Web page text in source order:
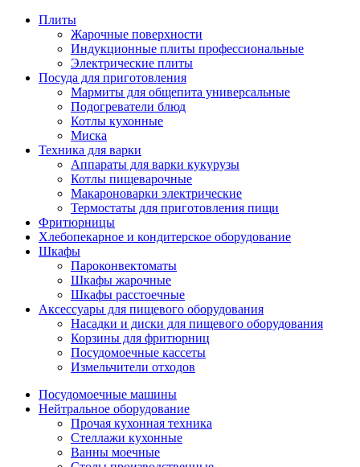
Плиты
Жарочные поверхности
Индукционные плиты профессиональные
Электрические плиты
Посуда для приготовления
Мармиты для общепита универсальные
Подогреватели блюд
Котлы кухонные
Миска
Техника для варки
Аппараты для варки кукурузы
Котлы пищеварочные
Макароноварки электрические
Термостаты для приготовления пищи
Фритюрницы
Хлебопекарное и кондитерское оборудование
Шкафы
Пароконвектоматы
Шкафы жарочные
Шкафы расстоечные
Аксессуары для пищевого оборудования
Насадки и диски для пищевого оборудования
Корзины для фритюрниц
Посудомоечные кассеты
Измельчители отходов
Посудомоечные машины
Нейтральное оборудование
Прочая кухонная техника
Стеллажи кухонные
Ванны моечные